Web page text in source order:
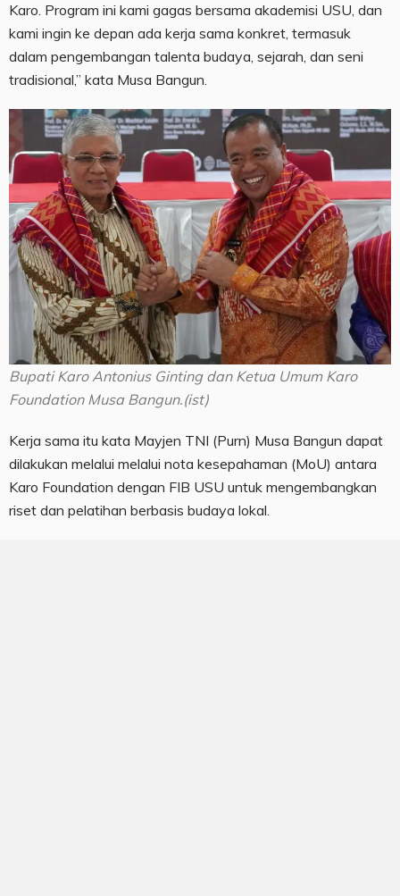
Karo. Program ini kami gagas bersama akademisi USU, dan
kami ingin ke depan ada kerja sama konkret, termasuk
dalam pengembangan talenta budaya, sejarah, dan seni
tradisional,” kata Musa Bangun.
Bupati Karo Antonius Ginting dan Ketua Umum Karo
Foundation Musa Bangun.(ist)
Kerja sama itu kata Mayjen TNI (Purn) Musa Bangun dapat
dilakukan melalui melalui nota kesepahaman (MoU) antara
Karo Foundation dengan FIB USU untuk mengembangkan
riset dan pelatihan berbasis budaya lokal.